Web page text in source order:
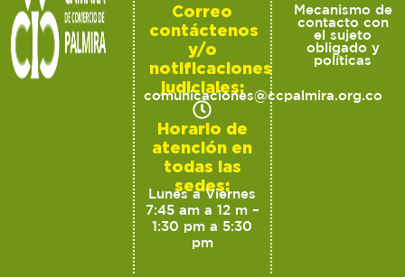
Correo
contáctenos
y/o
notificaciones
judiciales:
comunicaciones@ccpalmira.org.co
Horario de
atención en
todas las
sedes:
Lunes a Viernes
7:45 am a 12 m –
1:30 pm a 5:30
pm
Mecanismo de
contacto con
el sujeto
obligado y
políticas